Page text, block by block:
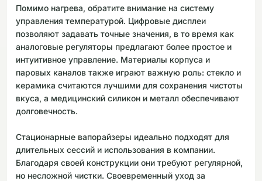
Помимо нагрева, обратите внимание на систему
управления температурой. Цифровые дисплеи
позволяют задавать точные значения, в то время как
аналоговые регуляторы предлагают более простое и
интуитивное управление. Материалы корпуса и
паровых каналов также играют важную роль: стекло и
керамика считаются лучшими для сохранения чистоты
вкуса, а медицинский силикон и металл обеспечивают
долговечность.
Стационарные вапорайзеры идеально подходят для
длительных сессий и использования в компании.
Благодаря своей конструкции они требуют регулярной,
но несложной чистки. Своевременный уход за